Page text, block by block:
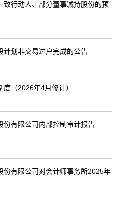
致行动人、部分董事减持股份的预
计划非交易过户完成的公告
（2026年4月修订）
份有限公司内部控制审计报告
份有限公司对会计师事务所2025年